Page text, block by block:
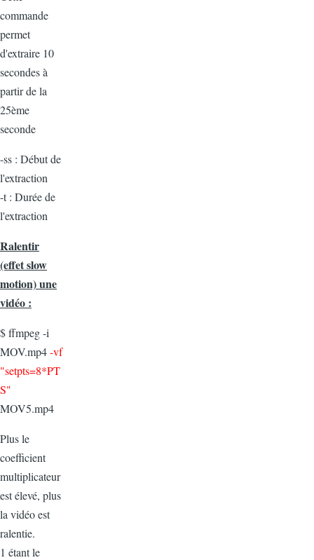
commande
permet
d'extraire 10
secondes à
partir de la
25ème
seconde
-ss : Début de
l'extraction
-t : Durée de
l'extraction
Ralentir
(effet slow
motion) une
vidéo :
$ ffmpeg -i
MOV.mp4-vf
"setpts=8*PT
S"
MOV5.mp4
Plus le
coefficient
multiplicateur
est élevé, plus
la vidéo est
ralentie.
1 étant le